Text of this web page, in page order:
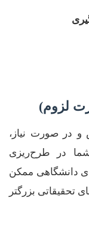
و در صورت نیاز،
شما در طرح‌ریزی
دانشگاهی ممکن
تحقیقاتی بزرگتر